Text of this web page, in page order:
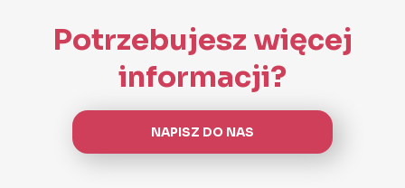
Potrzebujesz więcej
informacji?
NAPISZ DO NAS